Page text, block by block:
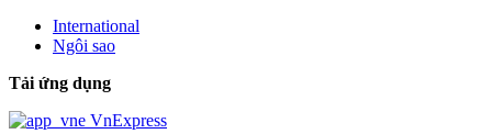
International
Ngôi sao
Tải ứng dụng
VnExpress